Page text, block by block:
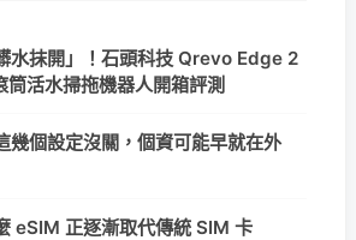
水抹開」！石頭科技 Qrevo Edge 2
活水掃拖機器人開箱評測
幾個設定沒關，個資可能早就在外
eSIM 正逐漸取代傳統 SIM 卡